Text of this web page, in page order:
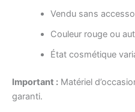
Vendu sans
Couleur rouge ou
État cosmétique
Important : Matériel
garanti.